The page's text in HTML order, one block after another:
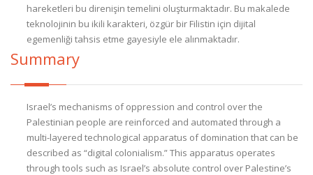
hareketleri bu direnişin temelini oluşturmaktadır. Bu makalede
teknolojinin bu ikili karakteri, özgür bir Filistin için dijital
egemenliği tahsis etme gayesiyle ele alınmaktadır.
Summary
Israel’s mechanisms of oppression and control over the
Palestinian people are reinforced and automated through a
multi-layered technological apparatus of domination that can be
described as “digital colonialism.” This apparatus operates
through tools such as Israel’s absolute control over Palestine’s